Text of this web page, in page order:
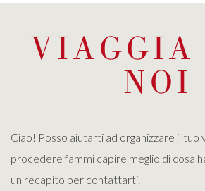
VIAGGIA
NOI
Ciao! Posso aiutarti ad organizzare il tuo
procedere fammi capire meglio di cosa
un recapito per contattarti.